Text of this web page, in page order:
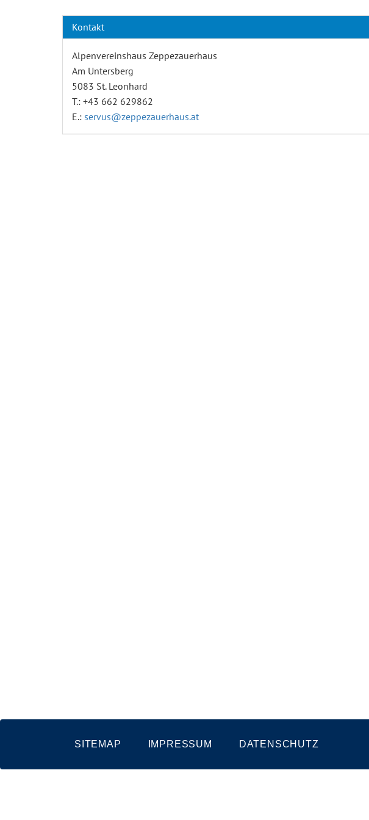
Kontakt
Alpenvereinshaus Zeppezauerhaus
Am Untersberg
5083 St. Leonhard
T.: +43 662 629862
E.: servus@zeppezauerhaus.at
SITEMAP IMPRESSUM DATENSCHUTZ